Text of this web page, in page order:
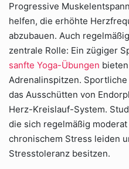
Progressive
helfen, die erhöhte
abzubauen. Auch
zentrale Rolle: Ein zügiger
sanfte Yoga-Übungen
Adrenalinspitzen.
das Ausschütten von
Herz-Kreislauf-System.
die sich regelmäßig
chronischem Stress leiden
Stresstoleranz besitzen.